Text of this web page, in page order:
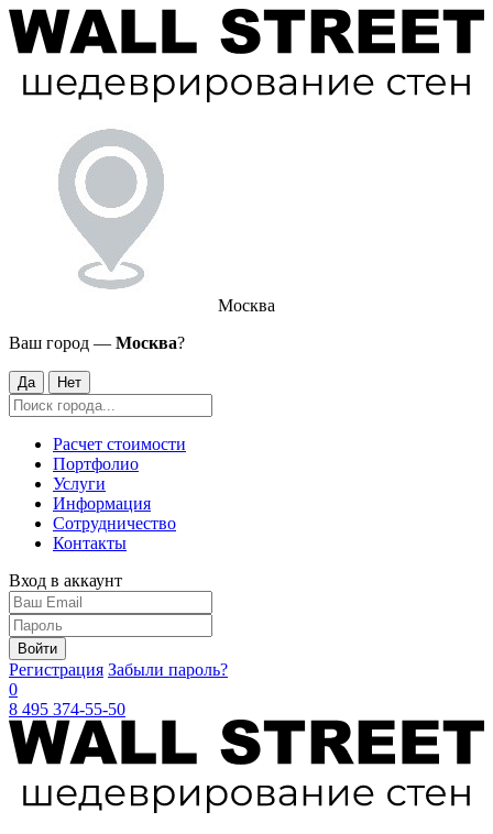
Москва
Ваш город — Москва?
Да Нет
Расчет стоимости
Портфолио
Услуги
Информация
Сотрудничество
Контакты
Вход в аккаунт
Войти
Регистрация Забыли пароль?
0
8 495 374-55-50